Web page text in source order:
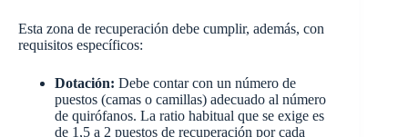
Esta zona de recuperación debe cumplir, además, con
requisitos específicos:
Dotación: Debe contar con un número de
puestos (camas o camillas) adecuado al número
de quirófanos. La ratio habitual que se exige es
de 1,5 a 2 puestos de recuperación por cada